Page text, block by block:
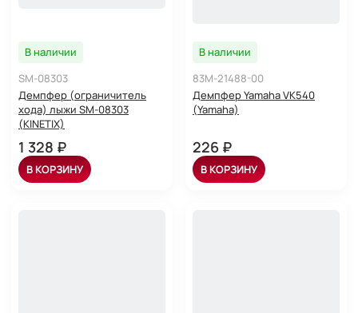
В наличии
SM-08303
Демпфер (ограничитель
хода) лыжи SM-08303
(KINETIX)
1 328 ₽
В КОРЗИНУ
В наличии
83M-21488-00
Демпфер Yamaha VK540
(Yamaha)
226 ₽
В КОРЗИНУ